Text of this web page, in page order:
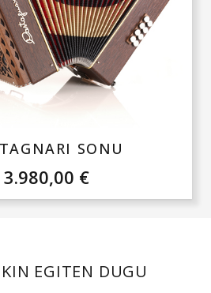
SONU
3.980,00 €
EGITEN DUGU